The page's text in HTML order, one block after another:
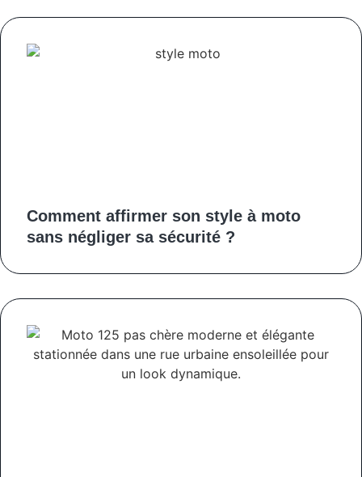
Comment affirmer son style à moto
sans négliger sa sécurité ?